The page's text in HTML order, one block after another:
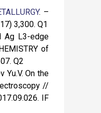
. –
3,300. Q1
Ag L3-edge
of
Q2
Yu.V. On the
//
IF